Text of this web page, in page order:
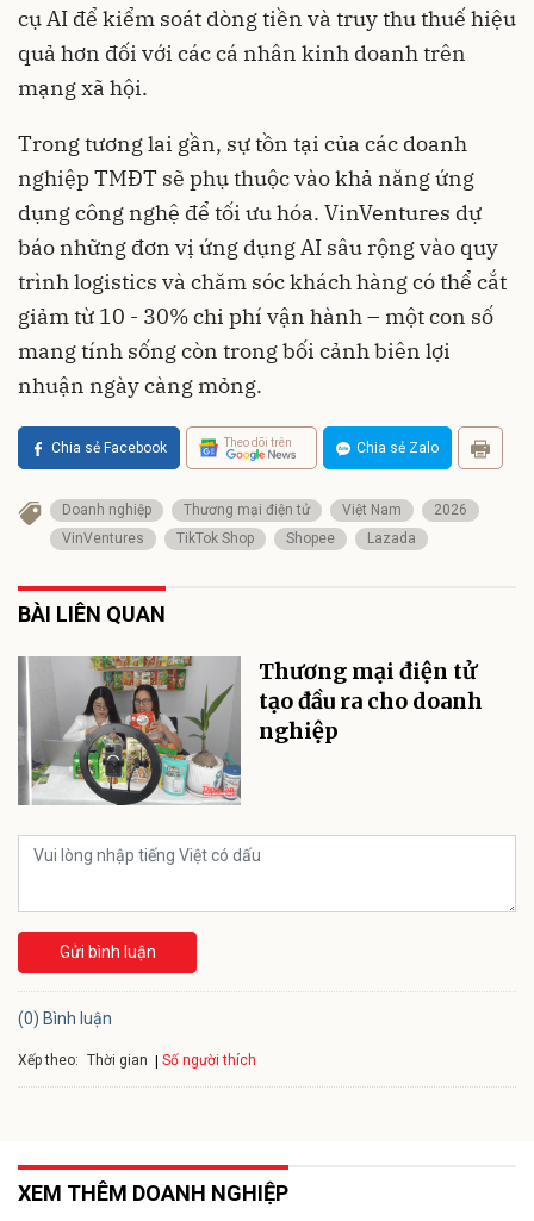
cụ AI để kiểm soát dòng tiền và truy thu thuế hiệu
quả hơn đối với các cá nhân kinh doanh trên
mạng xã hội.
Trong tương lai gần, sự tồn tại của các doanh
nghiệp TMĐT sẽ phụ thuộc vào khả năng ứng
dụng công nghệ để tối ưu hóa. VinVentures dự
báo những đơn vị ứng dụng AI sâu rộng vào quy
trình logistics và chăm sóc khách hàng có thể cắt
giảm từ 10 - 30% chi phí vận hành – một con số
mang tính sống còn trong bối cảnh biên lợi
nhuận ngày càng mỏng.
Chia sẻ Facebook Theo dõi trên Chia sẻ Zalo
Doanh nghiệp Thương mại điện tử Việt Nam
2026
VinVentures
TikTok Shop Shopee Lazada
BÀI LIÊN QUAN
Thương mại điện tử
tạo đầu ra cho doanh
nghiệp
Gửi bình luận
(0) Bình luận
Xếp theo: Thời gian Số người thích
XEM THÊM DOANH NGHIỆP